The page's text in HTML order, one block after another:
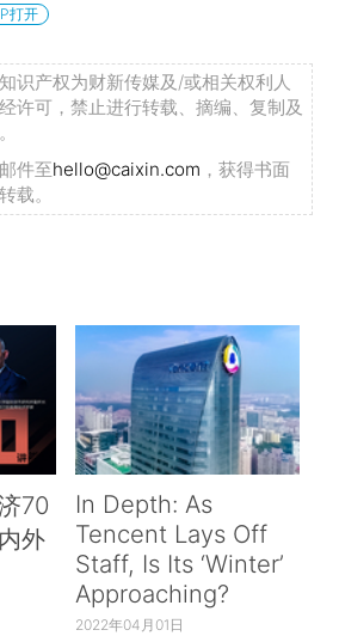
打开
识产权为财新传媒及/或相关权利人
许可，禁止进行转载、摘编、复制及
件至hello@caixin.com ，获得书面
载。
70
外
In Depth: As
Tencent Lays Off
Staff, Is Its ‘Winter’
Approaching?
2022年04月01日